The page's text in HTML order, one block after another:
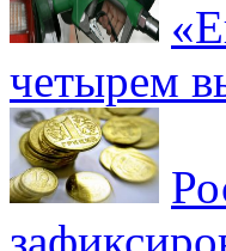
четырем